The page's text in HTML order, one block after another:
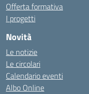
Offerta formativa
I progetti
Novità
Le notizie
Le circolari
Calendario eventi
Albo Online